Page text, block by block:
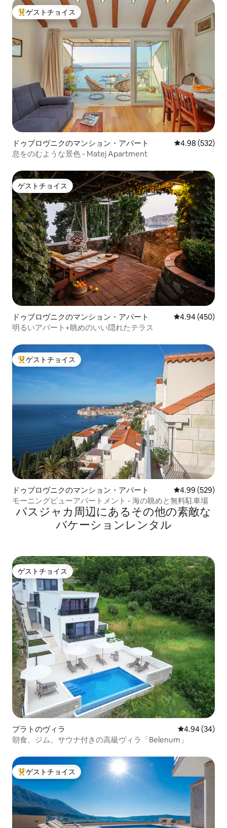
大好評のゲストチョイスです。
ゲストチョイス
ドゥブロヴニクのマンション・アパート レビュー532
4.98 (532)
息をのむような景色 - Matej Apartment
ゲストチョイス
ゲストチョイス
ドゥブロヴニクのマンション・アパート レビュー450
4.94 (450)
明るいアパート+眺めのいい隠れたテラス
大好評のゲストチョイスです。
ゲストチョイス
ドゥブロヴニクのマンション・アパート レビュー529
4.99 (529)
モーニングビューアパートメント - 海の眺めと無料駐車場
パスジャカ⁠周⁠辺⁠に⁠あ⁠るそ⁠の⁠他⁠の素⁠敵⁠な
バ⁠ケ⁠ー⁠シ⁠ョ⁠ン⁠レ⁠ン⁠タ⁠ル
ゲストチョイス
ゲストチョイス
プラトのヴィラ レビュー34
4.94 (34)
朝食、ジム、サウナ付きの高級ヴィラ「Belenum」
大好評のゲストチョイスです。
ゲストチョイス